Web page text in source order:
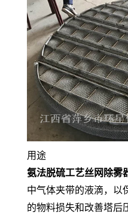
用途
氨法脱硫工艺丝网除雾
中气体夹带的液滴，以
的物料损失和改善塔后